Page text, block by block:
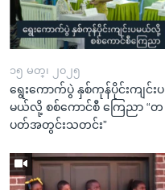
၁၅ မတ္၊ ၂၀၂၅
ရွေးကောက်ပွဲ နှစ်ကုန်ပိုင်းကျင်းပ
မယ်လို့ စစ်ကောင်စီ ကြေညာ “တ
ပတ်အတွင်းသတင်း”